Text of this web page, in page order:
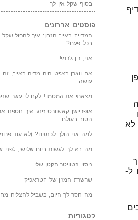
לא
ל-
בסוף שקל אין לך
פוסטים אחרונים
בכל פעם?
אני, רון ג'רמי!
אם ווארן באפט היה מדיה באייר,
עושה…
מצאתי את המטמון! לקח לי עשר
אופריישן קאשוורטייזינג: איך חטפנו
הטוב בעולם.
למה אני הולך לכנסים? (לא עוד
מה בא לך לעשות ביום שלישי, לפני
ניסוי הטוויטר הקטן שלי
שרשרת המזון של הטראפיק
מה חסר לך היום, בשביל להצליח
קטגוריות